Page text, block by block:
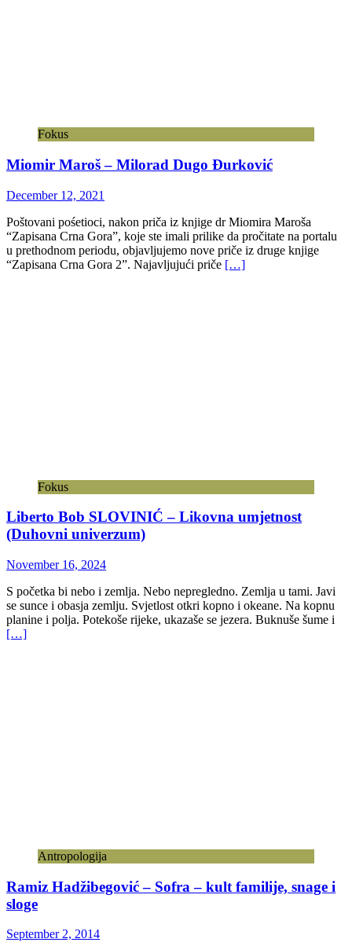
Fokus
Miomir Maroš – Milorad Dugo Đurković
December 12, 2021
Poštovani pośetioci, nakon priča iz knjige dr Miomira Maroša
“Zapisana Crna Gora”, koje ste imali prilike da pročitate na portalu
u prethodnom periodu, objavljujemo nove priče iz druge knjige
“Zapisana Crna Gora 2”. Najavljujući priče […]
Fokus
Liberto Bob SLOVINIĆ – Likovna umjetnost
(Duhovni univerzum)
November 16, 2024
S početka bi nebo i zemlja. Nebo nepregledno. Zemlja u tami. Javi
se sunce i obasja zemlju. Svjetlost otkri kopno i okeane. Na kopnu
planine i polja. Potekoše rijeke, ukazaše se jezera. Buknuše šume i
[…]
Antropologija
Ramiz Hadžibegović – Sofra – kult familije, snage i
sloge
September 2, 2014